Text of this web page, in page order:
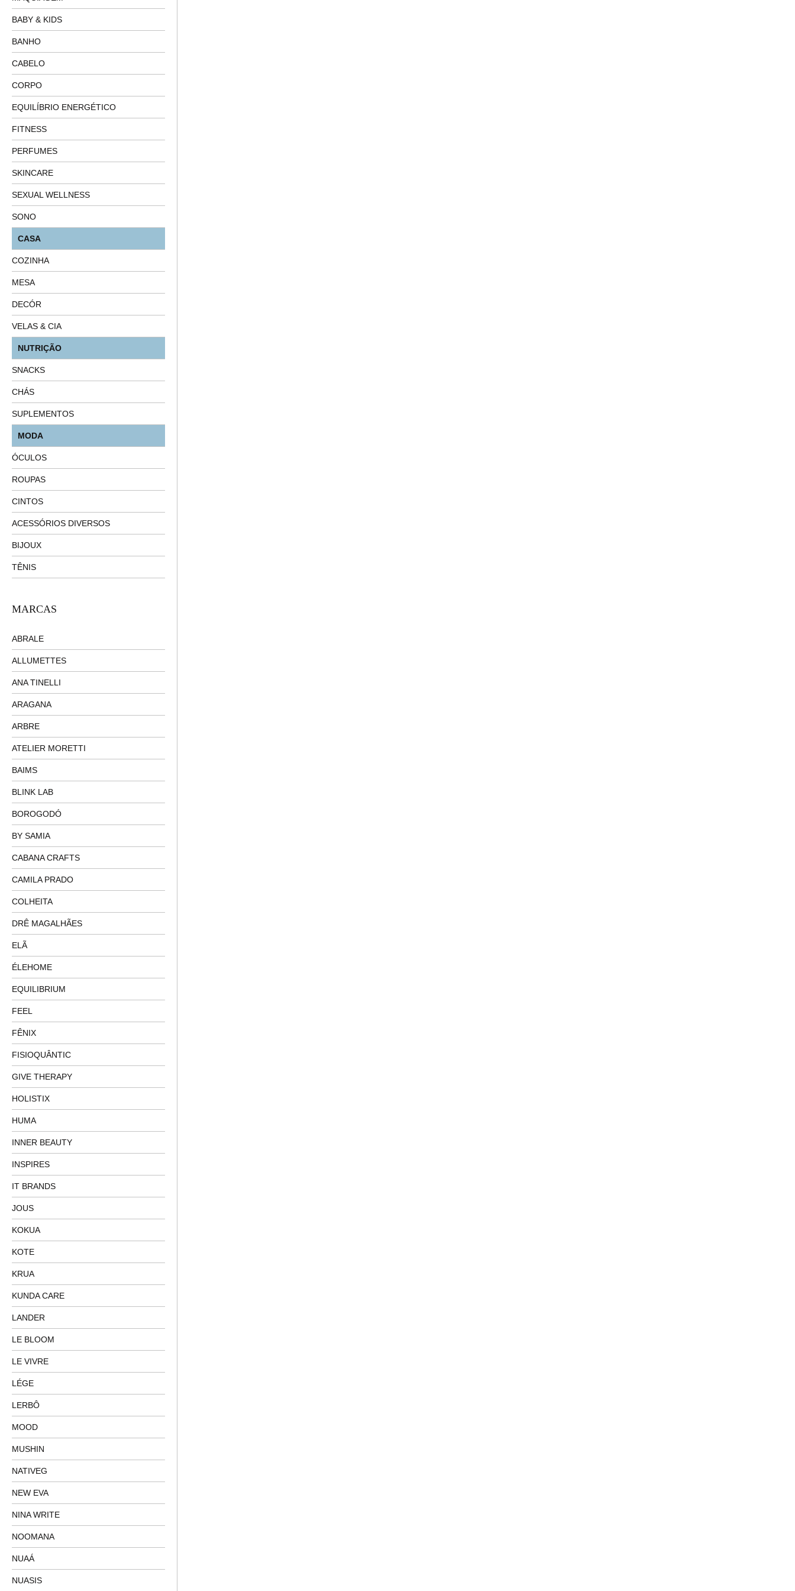
BABY & KIDS
BANHO
CABELO
CORPO
EQUILÍBRIO ENERGÉTICO
FITNESS
PERFUMES
SKINCARE
SEXUAL WELLNESS
SONO
CASA
COZINHA
MESA
DECÓR
VELAS & CIA
NUTRIÇÃO
SNACKS
CHÁS
SUPLEMENTOS
MODA
ÓCULOS
ROUPAS
CINTOS
ACESSÓRIOS DIVERSOS
BIJOUX
TÊNIS
MARCAS
ABRALE
ALLUMETTES
ANA TINELLI
ARAGANA
ARBRE
ATELIER MORETTI
BAIMS
BLINK LAB
BOROGODÓ
BY SAMIA
CABANA CRAFTS
CAMILA PRADO
COLHEITA
DRÊ MAGALHÃES
ELÃ
ÉLEHOME
EQUILIBRIUM
FEEL
FÊNIX
FISIOQUÂNTIC
GIVE THERAPY
HOLISTIX
HUMA
INNER BEAUTY
INSPIRES
IT BRANDS
JOUS
KOKUA
KOTE
KRUA
KUNDA CARE
LANDER
LE BLOOM
LE VIVRE
LÉGE
LERBÔ
MOOD
MUSHIN
NATIVEG
NEW EVA
NINA WRITE
NOOMANA
NUAÁ
NUASIS